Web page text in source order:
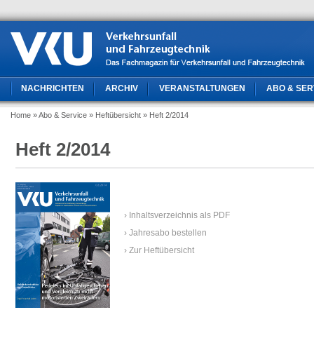
NACHRICHTEN ARCHIV VERANSTALTUNGEN ABO &
Home » Abo & Service » Heftübersicht » Heft 2/2014
Heft 2/2014
› Inhaltsverzeichnis als PDF
› Jahresabo bestellen
› Zur Heftübersicht